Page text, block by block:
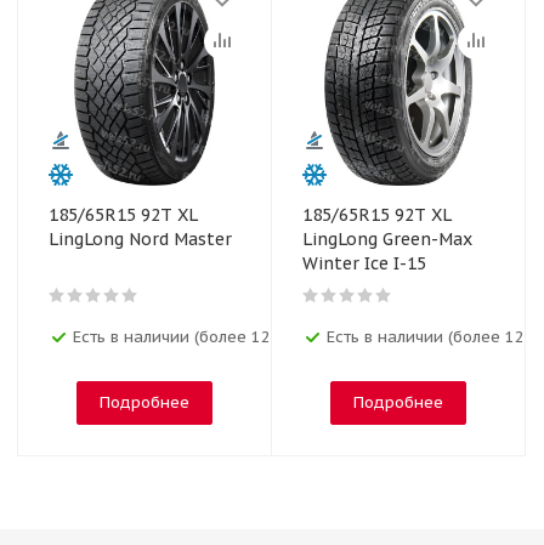
185/65R15 92T XL
LingLong Nord Master
Есть в наличии (более 12)
Подробнее
185/65R15 92T XL
LingLong Green-Max
Winter Ice I-15
Есть в наличии (более 12)
Подробнее